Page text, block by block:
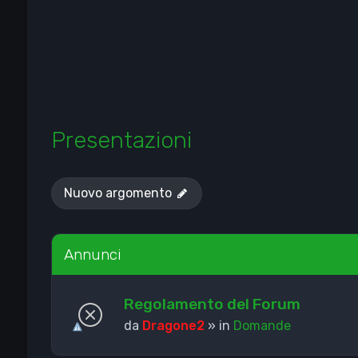
Presentazioni
Nuovo argomento
Annunci
Regolamento del Forum
da Dragone2 » in Domande